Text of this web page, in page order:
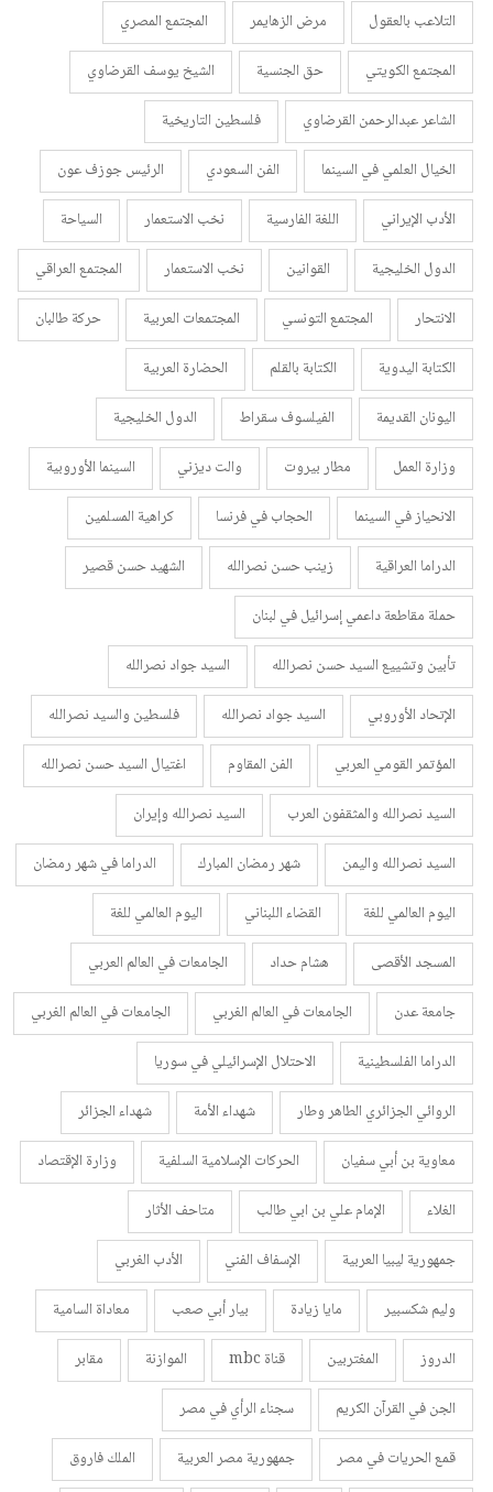
التلاعب بالعقول
مرض الزهايمر
المجتمع المصري
المجتمع الكويتي
حق الجنسية
الشيخ يوسف القرضاوي
الشاعر عبدالرحمن القرضاوي
فلسطين التاريخية
الخيال العلمي في السينما
الفن السعودي
الرئيس جوزف عون
الأدب الإيراني
اللغة الفارسية نخب الاستعمار
السياحة
الدول الخليجية
القوانين نخب الاستعمار
المجتمع العراقي
الانتحار
المجتمع التونسي المجتمعات العربية
حركة طالبان
الكتابة اليدوية
الكتابة بالقلم
الحضارة العربية
اليونان القديمة
الفيلسوف سقراط
الدول الخليجية
وزارة العمل
مطار بيروت والت ديزني
السينما الأوروبية
الانحياز في السينما
الحجاب في فرنسا
كراهية المسلمين
الدراما العراقية
زينب حسن نصرالله
الشهيد حسن قصير
حملة مقاطعة داعمي إسرائيل في لبنان
تأبين وتشييع السيد حسن نصرالله
السيد جواد نصرالله
الإتحاد الأوروبي
السيد جواد نصرالله
فلسطين والسيد نصرالله
المؤتمر القومي العربي
الفن المقاوم
اغتيال السيد حسن نصرالله
السيد نصرالله والمثقفون العرب
السيد نصرالله وإيران
السيد نصرالله واليمن
شهر رمضان المبارك
الدراما في شهر رمضان
اليوم العالمي للغة
القضاء اللبناني
اليوم العالمي للغة
المسجد الأقصى
هشام حداد
الجامعات في العالم العربي
جامعة عدن
الجامعات في العالم الغربي
الجامعات في العالم الغربي
الدراما الفلسطينية
الاحتلال الإسرائيلي في سوريا
الروائي الجزائري الطاهر وطار
شهداء الأمة
شهداء الجزائر
معاوية بن أبي سفيان
الحركات الإسلامية السلفية
وزارة الإقتصاد
الغلاء
الإمام علي بن ابي طالب
متاحف الأثار
جمهورية ليبيا العربية
الإسفاف الفني
الأدب الغربي
وليم شكسبير
مايا زيادة بيار أبي صعب
معاداة السامية
الدروز
المغتربين قناة mbc الموازنة
مقابر
الجن في القرآن الكريم
سجناء الرأي في مصر
قمع الحريات في مصر
جمهورية مصر العربية الملك فاروق